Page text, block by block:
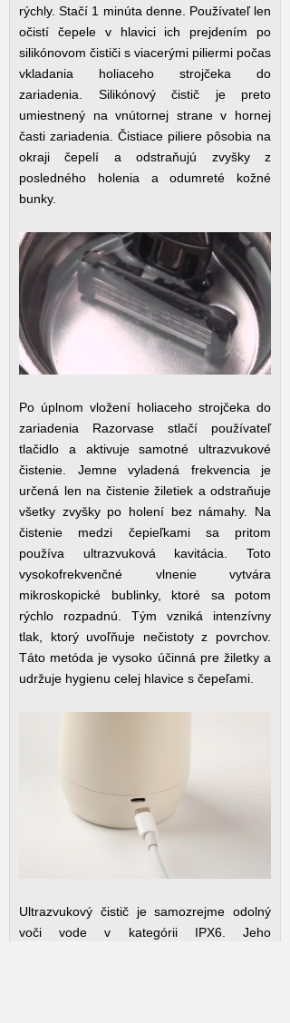
rýchly. Stačí 1 minúta denne. Používateľ len
očistí čepele v hlavici ich prejdením po
silikónovom čističi s viacerými piliermi počas
vkladania holiaceho strojčeka do
zariadenia. Silikónový čistič je preto
umiestnený na vnútornej strane v hornej
časti zariadenia. Čistiace piliere pôsobia na
okraji čepelí a odstraňujú zvyšky z
posledného holenia a odumreté kožné
bunky.
Po úplnom vložení holiaceho strojčeka do
zariadenia Razorvase stlačí používateľ
tlačidlo a aktivuje samotné ultrazvukové
čistenie. Jemne vyladená frekvencia je
určená len na čistenie žiletiek a odstraňuje
všetky zvyšky po holení bez námahy. Na
čistenie medzi čepieľkami sa pritom
používa ultrazvuková kavitácia. Toto
vysokofrekvenčné vlnenie vytvára
mikroskopické bublinky, ktoré sa potom
rýchlo rozpadnú. Tým vzniká intenzívny
tlak, ktorý uvoľňuje nečistoty z povrchov.
Táto metóda je vysoko účinná pre žiletky a
udržuje hygienu celej hlavice s čepeľami.
Ultrazvukový čistič je samozrejme odolný
voči vode v kategórii IPX6. Jeho